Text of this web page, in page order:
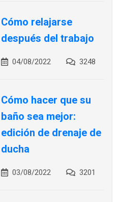
Cómo relajarse
después del trabajo
04/08/2022 3248
Cómo hacer que su
baño sea mejor:
edición de drenaje de
ducha
03/08/2022 3201